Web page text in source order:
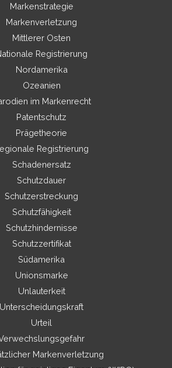
Markenstrategie
Markenverletzung
Mittlerer Osten
Registrierung
Nordamerika
Ozeanien
im Markenrecht
Patentschutz
Prägetheorie
Registrierung
Schadenersatz
Schutzdauer
Schutzerstreckung
Schutzfähigkeit
Schutzhindernisse
Schutzzertifikat
Südamerika
Unionsmarke
Unlauterkeit
Unterscheidungskraft
Urteil
Markenverletzung